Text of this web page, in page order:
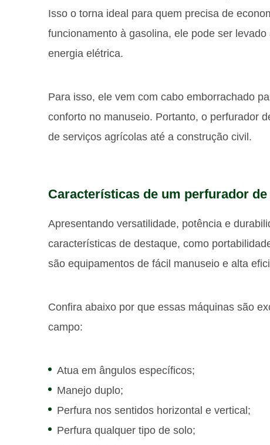
Isso o torna ideal para quem precisa de
funcionamento à gasolina, ele pode ser
energia elétrica.
Para isso, ele vem com cabo emborrachado
conforto no manuseio. Portanto, o perfurador
de serviços agrícolas até a construção civil.
Características de um perfurador
Apresentando versatilidade, potência e
características de destaque, como
são equipamentos de fácil manuseio e alta
Confira abaixo por que essas máquinas são
campo:
Atua em ângulos específicos;
Manejo duplo;
Perfura nos sentidos horizontal e vertical;
Perfura qualquer tipo de solo;